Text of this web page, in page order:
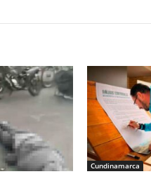
Cundinamarca